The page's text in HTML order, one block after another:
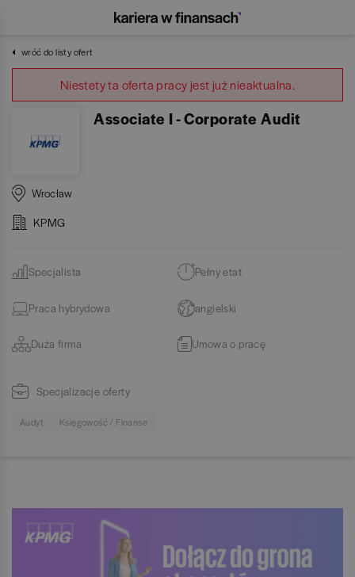
wróć do listy ofert
Niestety ta oferta pracy jest już nieaktualna.
Associate I - Corporate Audit
Wrocław
KPMG
Specjalista Pełny etat
Praca hybrydowa angielski
Duża firma Umowa o pracę
Specjalizacje oferty
Audyt Księgowość / Finanse